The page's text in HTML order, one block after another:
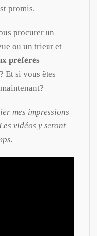
promis.
procurer un
ou un trieur et
préférés
? Et si vous êtes
mes impressions
vidéos y seront